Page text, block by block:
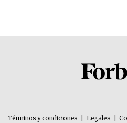
Términos y condiciones Legales